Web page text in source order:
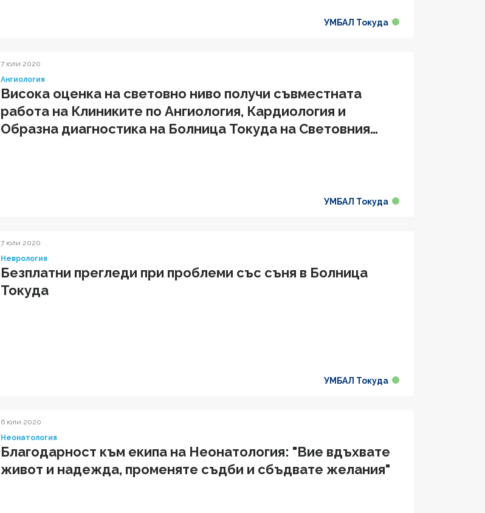
УМБАЛ Токуда
7 юли 2020
Ангиология
Висока оценка на световно ниво получи съвместната
работа на Клиниките по Ангиология, Кардиология и
Образна диагностика на Болница Токуда на Световния
УМБАЛ Токуда
7 юли 2020
Неврология
Безплатни прегледи при проблеми със съня в Болница
Токуда
УМБАЛ Токуда
6 юли 2020
Неонатология
Благодарност към екипа на Неонатология: "Вие вдъхвате
живот и надежда, променяте съдби и сбъдвате желания"